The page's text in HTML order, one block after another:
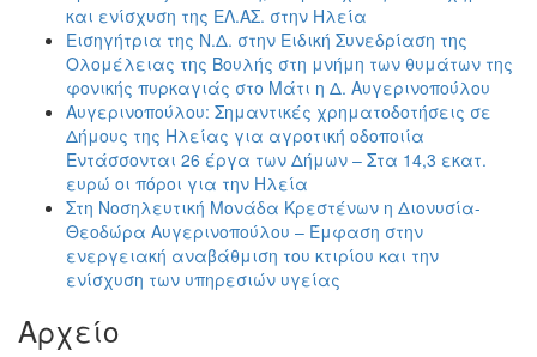
και ενίσχυση της ΕΛ.ΑΣ. στην Ηλεία
Εισηγήτρια της Ν.Δ. στην Ειδική Συνεδρίαση της
Ολομέλειας της Βουλής στη μνήμη των θυμάτων της
φονικής πυρκαγιάς στο Μάτι η Δ. Αυγερινοπούλου
Αυγερινοπούλου: Σημαντικές χρηματοδοτήσεις σε
Δήμους της Ηλείας για αγροτική οδοποιία
Εντάσσονται 26 έργα των Δήμων – Στα 14,3 εκατ.
ευρώ οι πόροι για την Ηλεία
Στη Νοσηλευτική Μονάδα Κρεστένων η Διονυσία-
Θεοδώρα Αυγερινοπούλου – Έμφαση στην
ενεργειακή αναβάθμιση του κτιρίου και την
ενίσχυση των υπηρεσιών υγείας
Αρχείο